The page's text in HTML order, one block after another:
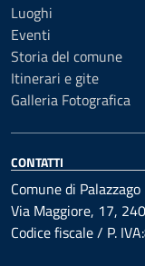
Luoghi
Eventi
Storia del comune
Itinerari e gite
Galleria Fotografica
CONTATTI
Comune di Palazzago
Via Maggiore, 17,
Codice fiscale / P.